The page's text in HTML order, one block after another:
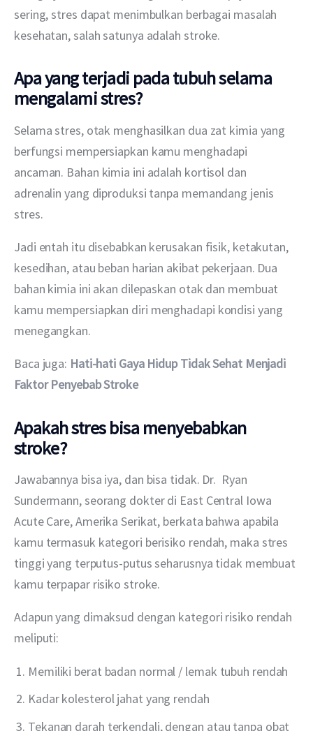
sering, stres dapat menimbulkan berbagai masalah
kesehatan, salah satunya adalah stroke.
Apa yang terjadi pada tubuh selama
mengalami stres?
Selama stres, otak menghasilkan dua zat kimia yang
berfungsi mempersiapkan kamu menghadapi
ancaman. Bahan kimia ini adalah kortisol dan
adrenalin yang diproduksi tanpa memandang jenis
stres.
Jadi entah itu disebabkan kerusakan fisik, ketakutan,
kesedihan, atau beban harian akibat pekerjaan. Dua
bahan kimia ini akan dilepaskan otak dan membuat
kamu mempersiapkan diri menghadapi kondisi yang
menegangkan.
Baca juga: Hati-hati Gaya Hidup Tidak Sehat Menjadi
Faktor Penyebab Stroke
Apakah stres bisa menyebabkan
stroke?
Jawabannya bisa iya, dan bisa tidak. Dr.  Ryan
Sundermann, seorang dokter di East Central Iowa
Acute Care, Amerika Serikat, berkata bahwa apabila
kamu termasuk kategori berisiko rendah, maka stres
tinggi yang terputus-putus seharusnya tidak membuat
kamu terpapar risiko stroke.
Adapun yang dimaksud dengan kategori risiko rendah
meliputi:
Memiliki berat badan normal / lemak tubuh rendah
Kadar kolesterol jahat yang rendah
Tekanan darah terkendali, dengan atau tanpa obat